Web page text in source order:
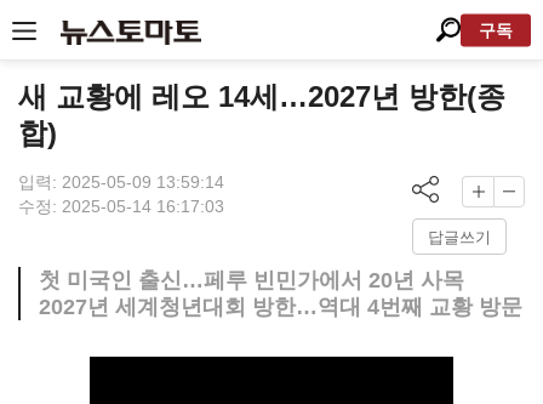
구독
새 교황에 레오 14세…2027년 방한(종
합)
입력: 2025-05-09 13:59:14
수정: 2025-05-14 16:17:03
답글쓰기
첫 미국인 출신…페루 빈민가에서 20년 사목
2027년 세계청년대회 방한…역대 4번째 교황 방문